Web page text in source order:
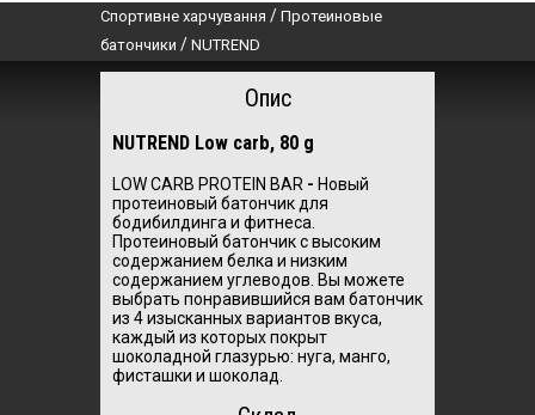
Спортивне харчування / Протеиновые
батончики / NUTREND
Опис
NUTREND Low carb, 80 g
LOW CARB PROTEIN BAR - Новый
протеиновый батончик для
бодибилдинга и фитнеса.
Протеиновый батончик с высоким
содержанием белка и низким
содержанием углеводов. Вы можете
выбрать понравившийся вам батончик
из 4 изысканных вариантов вкуса,
каждый из которых покрыт
шоколадной глазурью: нуга, манго,
фисташки и шоколад.